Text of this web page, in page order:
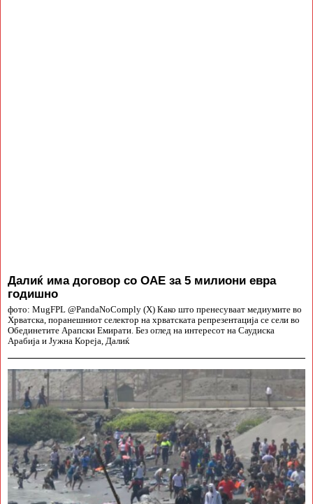
Далиќ има договор со ОАЕ за 5 милиони евра
годишно
фото: MugFPL @PandaNoComply (X) Како што пренесуваат медиумите во
Хрватска, поранешниот селектор на хрватската репрезентација се сели во
Обединетите Арапски Емирати. Без оглед на интересот на Саудиска
Арабија и Јужна Кореја, Далиќ